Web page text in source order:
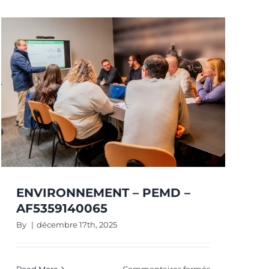
ENVIRONNEMENT – PEMD –
AF5359140065
By | décembre 17th, 2025